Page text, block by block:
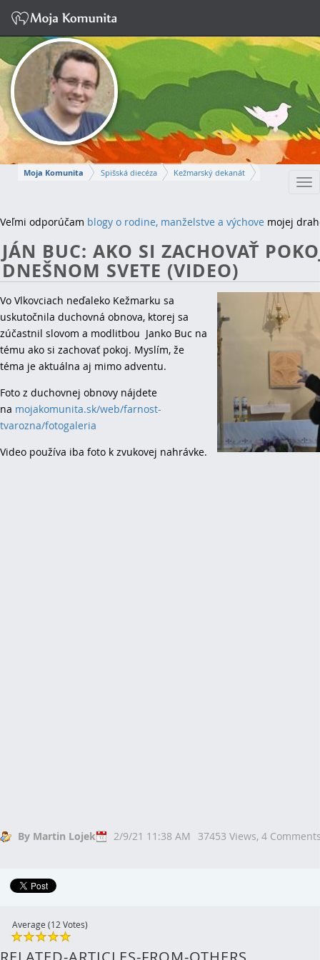
Moja Komunita Spišská diecéza
Kežmarský dekanát
MARTIN
Napísať správu
Veľmi odporúčam blogy o rodine, manželstve a výchove mojej
JÁN BUC: AKO SI ZACHOVAŤ
DNEŠNOM SVETE (VIDEO)
Vo Vlkovciach neďaleko Kežmarku sa
uskutočnila duchovná obnova, ktorej sa
zúčastnil slovom a modlitbou Janko Buc na
tému ako si zachovať pokoj. Myslím, že
téma je aktuálna aj mimo adventu.
Foto z duchovnej obnovy nájdete
na mojakomunita.sk/web/farnost-
tvarozna/fotogaleria
Video používa iba foto k zvukovej nahrávke.
By Martin Lojek 2/9/21 11:38 AM 37453 Views, 4
Average (12 Votes)